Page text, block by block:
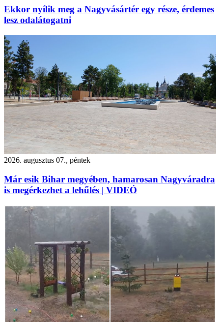
Ekkor nyílik meg a Nagyvásártér egy része, érdemes
lesz odalátogatni
2026. augusztus 07., péntek
Már esik Bihar megyében, hamarosan Nagyváradra
is megérkezhet a lehűlés | VIDEÓ